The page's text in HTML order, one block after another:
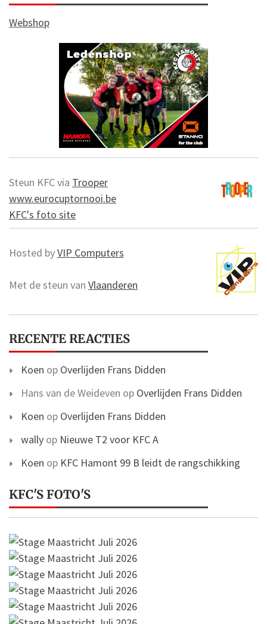
Webshop
Steun KFC via Trooper
www.eurocuptornooi.be
KFC's foto site
Hosted byVIP Computers
Met de steun van Vlaanderen
RECENTE REACTIES
Koen op Overlijden Frans Didden
Hans van de Weideven op Overlijden Frans Didden
Koen op Overlijden Frans Didden
wally op Nieuwe T2 voor KFC A
Koen op KFC Hamont 99 B leidt de rangschikking
KFC'S FOTO'S